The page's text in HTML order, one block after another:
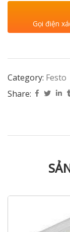
Gọi điện
Category: Festo
Share: